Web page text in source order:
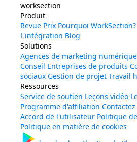
worksection
Produit
Revue Prix Pourquoi WorkSection?
L'intégration Blog
Solutions
Agences de marketing numérique
Conseil Entreprises de produits
sociaux Gestion de projet Travail
Ressources
Service de soutien Leçons vidéo
Programme d'affiliation
Accord de l'utilisateur Politique
Politique en matière de cookies